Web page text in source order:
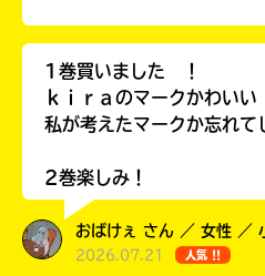
1巻買いました ！
ｋｉｒａのマークかわいい
私が考えたマークか忘れて
2巻楽しみ！
おばけぇ さん ／ 女性 ／
2026.07.21 人気 !!